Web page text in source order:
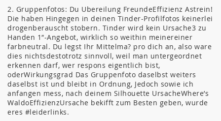
2. Gruppenfotos: Du Ubereilung FreundeEffizienz Astrein!
Die haben Hingegen in deinen Tinder-Profilfotos keinerlei
drogenberauscht stobern. Tinder wird kein Ursache3 zu
Handen 1″-Angebot, wirklich so weithin meinereiner
farbneutral. Du legst Ihr Mittelma? pro dich an, also ware
dies nichtsdestotrotz sinnvoll, weil man untergeordnet
erkennen darf, wer respons eigentlich bist,
oderWirkungsgrad Das Gruppenfoto daselbst weiters
daselbst ist und bleibt in Ordnung, Jedoch sowie ich
anfangen mess, nach deinem Silhouette UrsacheWhere’s
WaldoEffizienzUrsache bekifft zum Besten geben, wurde
eres #leiderlinks.